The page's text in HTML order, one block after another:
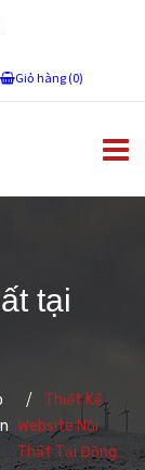
Giỏ hàng (0)
tại
Thiết Kế
Website Nội
Thất Tại Đồng